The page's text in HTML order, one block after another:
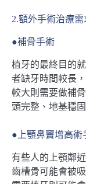
2.額外手術治療需
●補骨手術
植牙的最終目的
者缺牙時間較長
較大則需要做補
頭完整、地基穩
●上顎鼻竇增高術
有些人的上顎鄰
齒槽骨可能會被